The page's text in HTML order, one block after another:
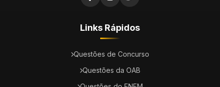
Links Rápidos
Questões de Concurso
Questões da OAB